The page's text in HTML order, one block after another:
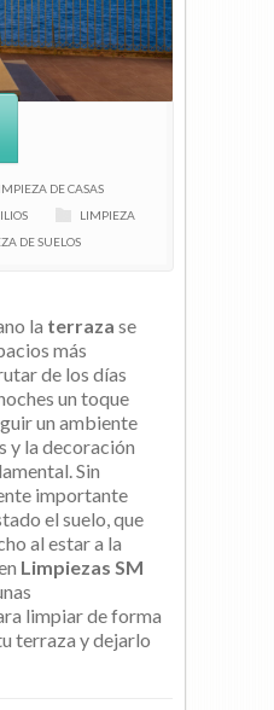
DE CASAS
LIMPIEZA
DE SUELOS
la terraza se
más
de los días
un toque
un ambiente
y la decoración
Sin
importante
el suelo, que
al estar a la
Limpiezas SM
limpiar de forma
terraza y dejarlo